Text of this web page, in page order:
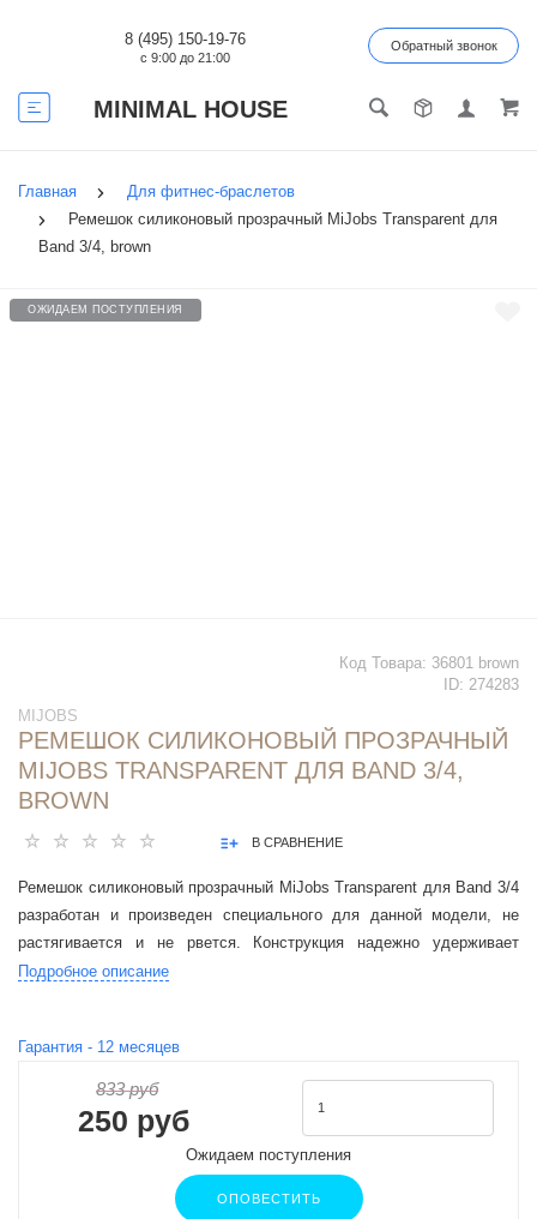
MINIMAL HOUSE
8 (495) 150-19-76
с 9:00 до 21:00
Обратный звонок
Главная
Для фитнес-браслетов
Ремешок силиконовый прозрачный MiJobs Transparent для
Band 3/4, brown
ОЖИДАЕМ ПОСТУПЛЕНИЯ
Код Товара: 36801 brown
ID: 274283
MIJOBS
РЕМЕШОК СИЛИКОНОВЫЙ ПРОЗРАЧНЫЙ
MIJOBS TRANSPARENT ДЛЯ BAND 3/4,
BROWN
В СРАВНЕНИЕ
Ремешок силиконовый прозрачный MiJobs Transparent для Band 3/4
разработан и произведен специального для данной модели, не
растягивается и не рвется. Конструкция надежно удерживает
гаджет, оснащена качественной застежкой.
Подробное описание
Гарантия - 12 месяцев
833 руб
250 руб
Ожидаем поступления
ОПОВЕСТИТЬ